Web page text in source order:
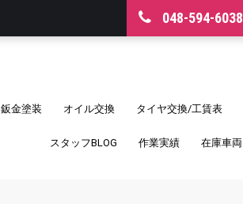
048-594-6038
鈑金塗装 オイル交換 タイヤ交換/工賃表
スタッフBLOG 作業実績 在庫車両